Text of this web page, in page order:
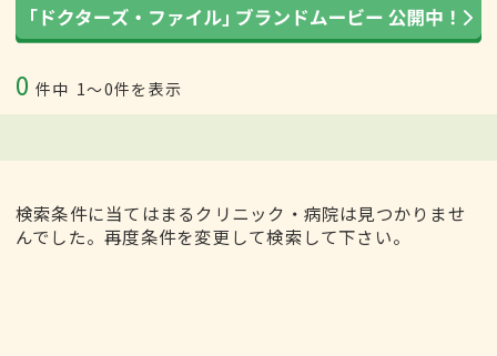
0 件中 1〜0件を表示
検索条件に当てはまるクリニック・病院は見つかりませ
んでした。再度条件を変更して検索して下さい。